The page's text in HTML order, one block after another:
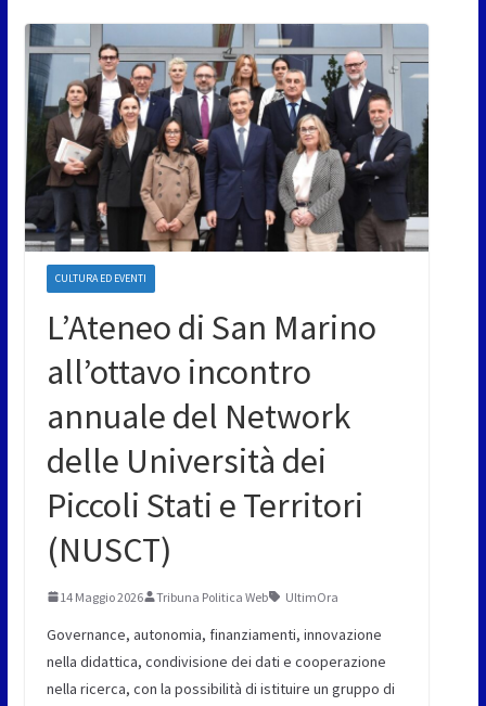
CULTURA ED EVENTI
L’Ateneo di San Marino
all’ottavo incontro
annuale del Network
delle Università dei
Piccoli Stati e Territori
(NUSCT)
14 Maggio 2026 Tribuna Politica Web UltimOra
Governance, autonomia, finanziamenti, innovazione
nella didattica, condivisione dei dati e cooperazione
nella ricerca, con la possibilità di istituire un gruppo di